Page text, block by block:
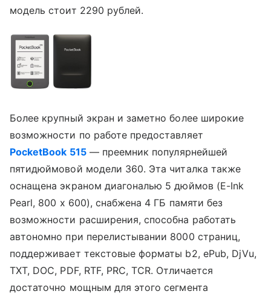
модель стоит 2290 рублей.
Более крупный экран и заметно более широкие
возможности по работе предоставляет
PocketBook 515— преемник популярнейшей
пятидюймовой модели 360. Эта читалка также
оснащена экраном диагональю 5 дюймов (E-Ink
Pearl, 800 x 600), снабжена 4 ГБ памяти без
возможности расширения, способна работать
автономно при перелистывании 8000 страниц,
поддерживает текстовые форматы b2, ePub, DjVu,
TXT, DOC, PDF, RTF, PRC, TCR. Отличается
достаточно мощным для этого сегмента